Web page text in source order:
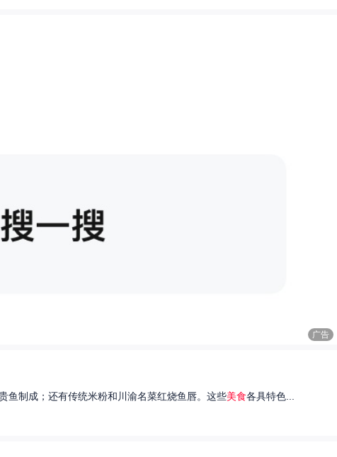
广告
鱼制成；还有传统米粉和川渝名菜红烧鱼唇。这些美食各具特色...